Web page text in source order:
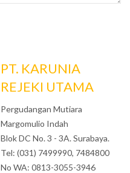
PT. KARUNIA
REJEKI UTAMA
Pergudangan Mutiara
Margomulio Indah
Blok DC No. 3 - 3A. Surabaya.
Tel: (031) 7499990, 7484800
No WA: 0813-3055-3946